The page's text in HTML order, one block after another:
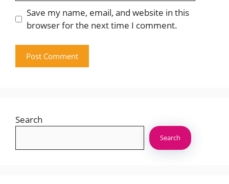
Save my name, email, and website in this
browser for the next time I comment.
Search
Search